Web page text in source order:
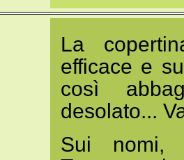
La
efficace e
così
desolato...
Sui nomi,